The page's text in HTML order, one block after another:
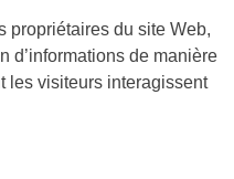
propriétaires du site Web,
d’informations de manière
les visiteurs interagissent